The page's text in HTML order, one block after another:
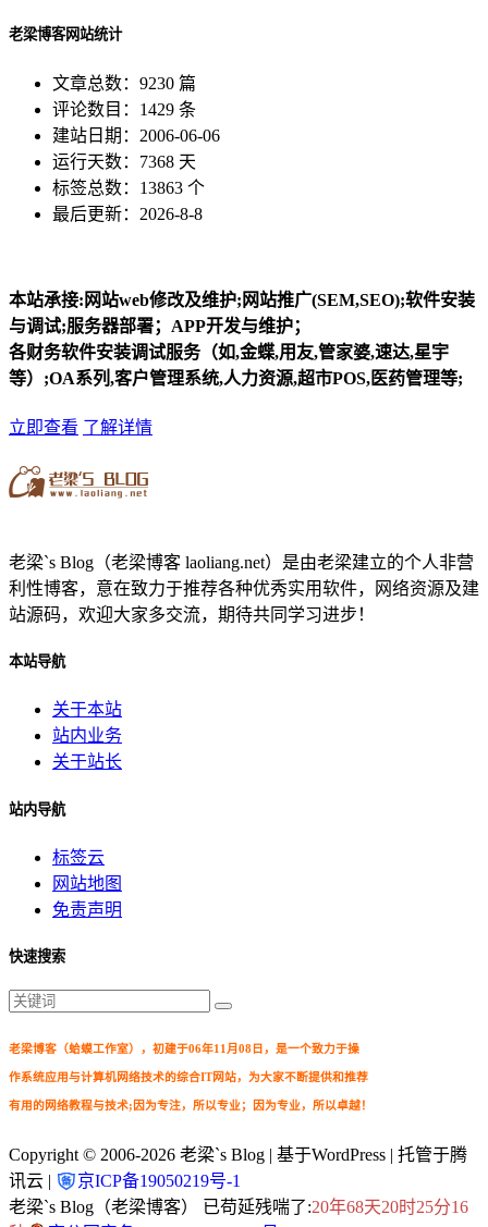
老梁博客网站统计
文章总数：9230 篇
评论数目：1429 条
建站日期：2006-06-06
运行天数：7368 天
标签总数：13863 个
最后更新：2026-8-8
本站承接:网站web修改及维护;网站推广(SEM,SEO);软件安装
与调试;服务器部署；APP开发与维护；
各财务软件安装调试服务（如,金蝶,用友,管家婆,速达,星宇
等）;OA系列,客户管理系统,人力资源,超市POS,医药管理等;
立即查看 了解详情
老梁`s Blog（老梁博客 laoliang.net）是由老梁建立的个人非营
利性博客，意在致力于推荐各种优秀实用软件，网络资源及建
站源码，欢迎大家多交流，期待共同学习进步！
本站导航
关于本站
站内业务
关于站长
站内导航
标签云
网站地图
免责声明
快速搜索
老梁博客（蛤蟆工作室），初建于06年11月08日，是一个致力于操
作系统应用与计算机网络技术的综合IT网站，为大家不断提供和推荐
有用的网络教程与技术;因为专注，所以专业；因为专业，所以卓越！
Copyright © 2006-2026 老梁`s Blog | 基于WordPress | 托管于腾
讯云 |
京ICP备19050219号-1
老梁`s Blog（老梁博客） 已苟延残喘了:20年68天20时25分17